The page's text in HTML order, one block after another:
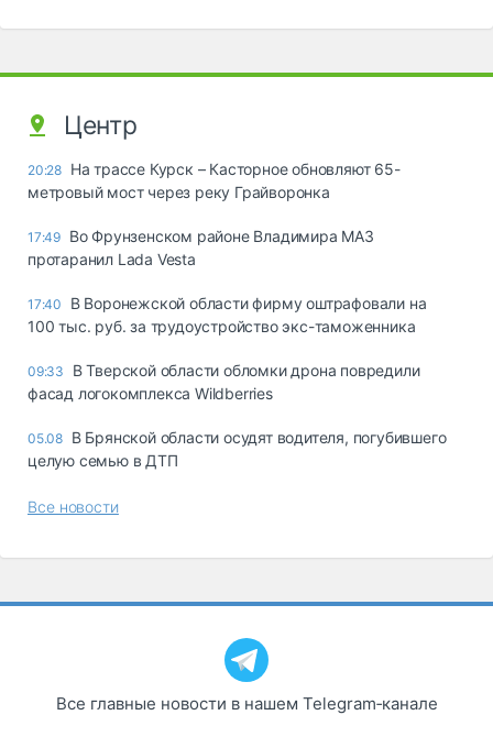
Центр
20:28 На трассе Курск – Касторное обновляют 65-
метровый мост через реку Грайворонка
17:49 Во Фрунзенском районе Владимира МАЗ
протаранил Lada Vesta
17:40
В Воронежской области фирму оштрафовали на
100 тыс. руб. за трудоустройство экс-таможенника
09:33
В Тверской области обломки дрона повредили
фасад логокомплекса Wildberries
05.08 В Брянской области осудят водителя, погубившего
целую семью в ДТП
Все новости
Все главные новости в нашем Telegram‑канале